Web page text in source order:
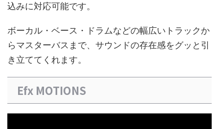
込みに対応可能です。
ボーカル・ベース・ドラムなどの幅広いトラックか
らマスターバスまで、サウンドの存在感をグッと引
き立ててくれます。
Efx MOTIONS